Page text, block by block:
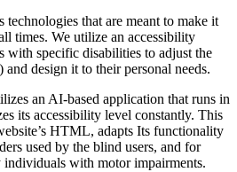
that are meant to make it
times. We utilize an accessibility
with specific disabilities to adjust the
and design it to their personal needs.
an AI-based application that runs in
its accessibility level constantly. This
HTML, adapts Its functionality
used by the blind users, and for
with motor impairments.